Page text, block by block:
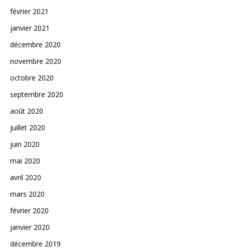
février 2021
janvier 2021
décembre 2020
novembre 2020
octobre 2020
septembre 2020
août 2020
juillet 2020
juin 2020
mai 2020
avril 2020
mars 2020
février 2020
janvier 2020
décembre 2019